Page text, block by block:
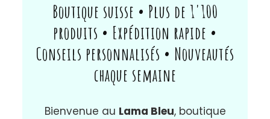
Boutique suisse • Plus de 1'100
produits • Expédition rapide •
Conseils personnalisés • Nouveautés
chaque semaine
Bienvenue au Lama Bleu, boutique